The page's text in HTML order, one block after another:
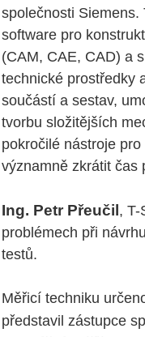
společnosti Siemens.
software pro
(CAM, CAE, CAD) a
technické prostředky
součástí a sestav,
tvorbu složitějších
pokročilé nástroje
významně zkrátit čas
Ing. Petr Přeučil, T-
problémech při
testů.
Měřicí techniku
představil zástupce